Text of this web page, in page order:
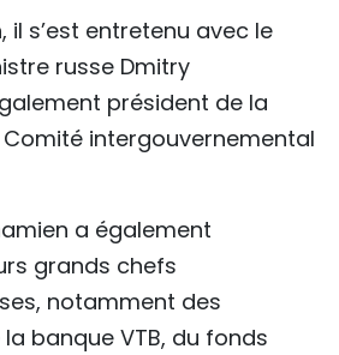
ESPAÑOL
s’est entretenu avec le
russe Dmitry
président de la
intergouvernemental
a également
grands chefs
notamment des
banque VTB, du fonds